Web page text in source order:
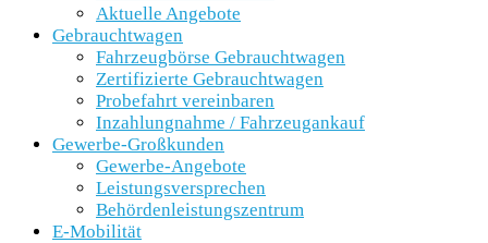
Aktuelle Angebote
Gebrauchtwagen
Fahrzeugbörse Gebrauchtwagen
Zertifizierte Gebrauchtwagen
Probefahrt vereinbaren
Inzahlungnahme / Fahrzeugankauf
Gewerbe-Großkunden
Gewerbe-Angebote
Leistungsversprechen
Behördenleistungszentrum
E-Mobilität